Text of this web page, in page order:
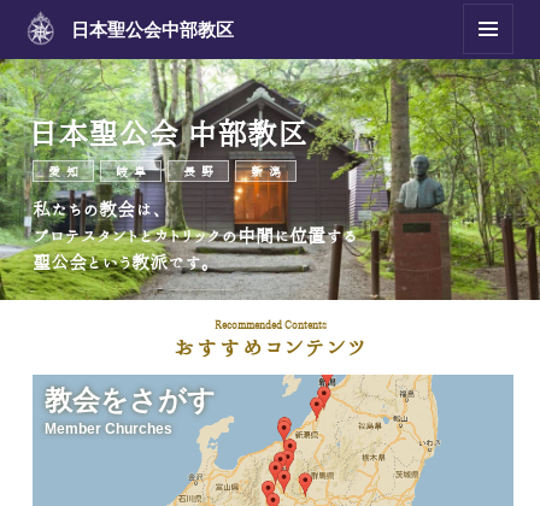
日本聖公会中部教区
メニュ
ーとウ
ィジェ
ット
日本聖公会 中部教区
愛知 岐阜 長野 新潟
私たちの教会は、
プロテスタントとカトリックの中間に位置する
聖公会という教派です。
Recommended Contents
おすすめコンテンツ
教会をさがす
Member Churches